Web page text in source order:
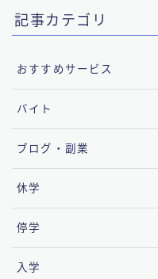
記事カテゴリ
おすすめサービス
バイト
ブログ・副業
休学
停学
入学